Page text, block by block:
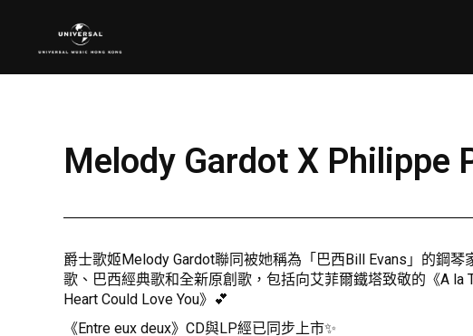
Melody Gardot X Philippe
爵士歌姬Melody Gardot聯同被她稱為「巴西Bill Evans」的鋼
歌、巴西經典歌和全新原創歌，包括向艾菲爾鐵塔致敬的《A
Heart Could Love You》💕
《Entre eux deux》CD與LP經已同步上市✨